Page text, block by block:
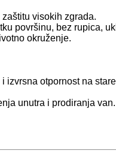
visokih zgrada.
površinu, bez rupica,
okruženje.
izvrsna otpornost na
unutra i prodiranja van.